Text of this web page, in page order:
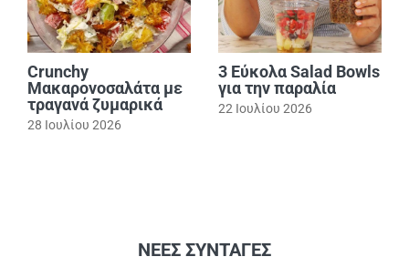
Crunchy
Μακαρονοσαλάτα με
τραγανά ζυμαρικά
28 Ιουλίου 2026
3 Εύκολα Salad Bowls
για την παραλία
22 Ιουλίου 2026
ΝΕΕΣ ΣΥΝΤΑΓΕΣ